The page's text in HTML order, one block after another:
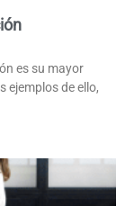
es su mayor
ejemplos de ello,